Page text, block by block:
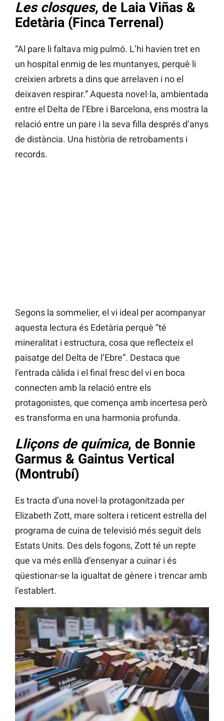
Les closques, de Laia Viñas &
Edetària (Finca Terrenal)
“Al pare li faltava mig pulmó. L’hi havien tret en
un hospital enmig de les muntanyes, perquè li
creixien arbrets a dins que arrelaven i no el
deixaven respirar.” Aquesta novel·la, ambientada
entre el Delta de l’Ebre i Barcelona, ens mostra la
relació entre un pare i la seva filla després d’anys
de distància. Una història de retrobaments i
records.
Segons la sommelier, el vi ideal per acompanyar
aquesta lectura és Edetària perquè “té
mineralitat i estructura, cosa que reflecteix el
paisatge del Delta de l’Ebre”. Destaca que
l’entrada càlida i el final fresc del vi en boca
connecten amb la relació entre els
protagonistes, que comença amb incertesa però
es transforma en una harmonia profunda.
Lliçons de química, de Bonnie
Garmus & Gaintus Vertical
(Montrubí)
Es tracta d’una novel·la protagonitzada per
Elizabeth Zott, mare soltera i reticent estrella del
programa de cuina de televisió més seguit dels
Estats Units. Des dels fogons, Zott té un repte
que va més enllà d’ensenyar a cuinar i és
qüestionar-se la igualtat de gènere i trencar amb
l’establert.